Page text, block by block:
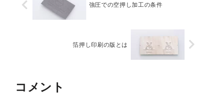
強圧での空押し加工の条件
箔押し印刷の版とは
コメント